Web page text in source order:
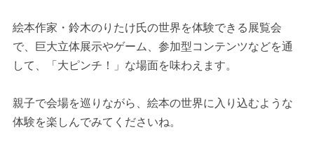
絵本作家・鈴木のりたけ氏の世界を体験できる展覧会
で、巨大立体展示やゲーム、参加型コンテンツなどを通
して、「大ピンチ！」な場面を味わえます。
親子で会場を巡りながら、絵本の世界に入り込むような
体験を楽しんでみてくださいね。